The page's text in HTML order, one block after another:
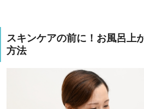
スキンケアの前に！お風呂上
方法